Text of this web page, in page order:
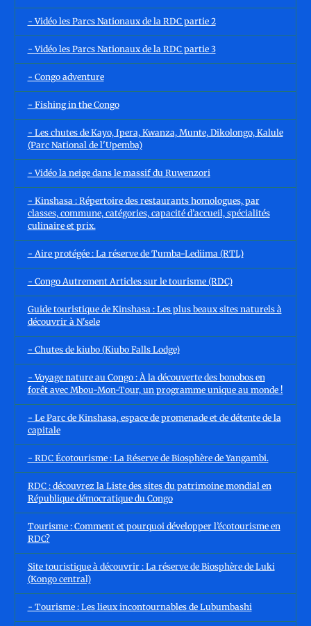
- Vidéo les Parcs Nationaux de la RDC partie 2
- Vidéo les Parcs Nationaux de la RDC partie 3
- Congo adventure
- Fishing in the Congo
- Les chutes de Kayo, Ipera, Kwanza, Munte, Dikolongo, Kalule
(Parc National de l'Upemba)
- Vidéo la neige dans le massif du Ruwenzori
- Kinshasa : Répertoire des restaurants homologues, par
classes, commune, catégories, capacité d’accueil, spécialités
culinaire et prix.
- Aire protégée : La réserve de Tumba-Lediima (RTL)
- Congo Autrement Articles sur le tourisme (RDC)
Guide touristique de Kinshasa : Les plus beaux sites naturels à
découvrir à N'sele
- Chutes de kiubo (Kiubo Falls Lodge)
- Voyage nature au Congo : À la découverte des bonobos en
forêt avec Mbou-Mon-Tour, un programme unique au monde !
- Le Parc de Kinshasa, espace de promenade et de détente de la
capitale
- RDC Écotourisme : La Réserve de Biosphère de Yangambi.
RDC : découvrez la Liste des sites du patrimoine mondial en
République démocratique du Congo
Tourisme : Comment et pourquoi développer l’écotourisme en
RDC?
Site touristique à découvrir : La réserve de Biosphère de Luki
(Kongo central)
- Tourisme : Les lieux incontournables de Lubumbashi